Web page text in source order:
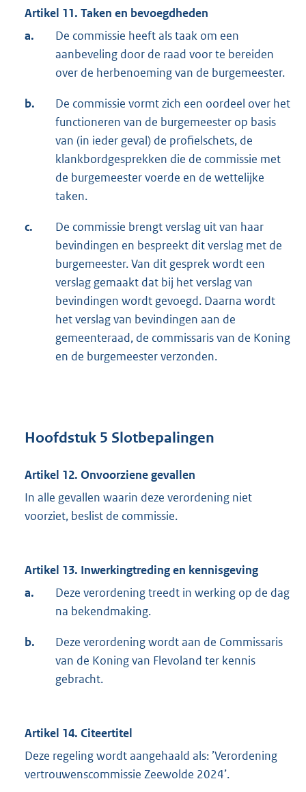
Artikel 11. Taken en bevoegdheden
a.
De commissie heeft als taak om een
aanbeveling door de raad voor te bereiden
over de herbenoeming van de burgemeester.
b.
De commissie vormt zich een oordeel over het
functioneren van de burgemeester op basis
van (in ieder geval) de profielschets, de
klankbordgesprekken die de commissie met
de burgemeester voerde en de wettelijke
taken.
c.
De commissie brengt verslag uit van haar
bevindingen en bespreekt dit verslag met de
burgemeester. Van dit gesprek wordt een
verslag gemaakt dat bij het verslag van
bevindingen wordt gevoegd. Daarna wordt
het verslag van bevindingen aan de
gemeenteraad, de commissaris van de Koning
en de burgemeester verzonden.
Hoofdstuk 5 Slotbepalingen
Artikel 12. Onvoorziene gevallen
In alle gevallen waarin deze verordening niet
voorziet, beslist de commissie.
Artikel 13. Inwerkingtreding en kennisgeving
a.
Deze verordening treedt in werking op de dag
na bekendmaking.
b.
Deze verordening wordt aan de Commissaris
van de Koning van Flevoland ter kennis
gebracht.
Artikel 14. Citeertitel
Deze regeling wordt aangehaald als: ’Verordening
vertrouwenscommissie Zeewolde 2024’.